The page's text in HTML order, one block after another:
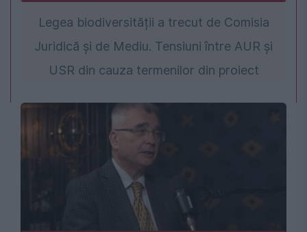
Legea biodiversității a trecut de Comisia
Juridică și de Mediu. Tensiuni între AUR și
USR din cauza termenilor din proiect